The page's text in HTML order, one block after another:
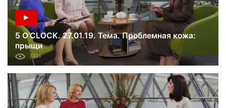
5 O’CLOCK. 27.01.19. Тема. Проблемная кожа:
прыщи
3335